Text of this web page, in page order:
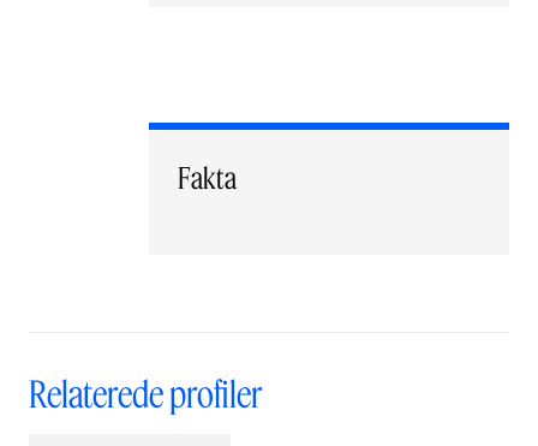
Fakta
Relaterede profiler